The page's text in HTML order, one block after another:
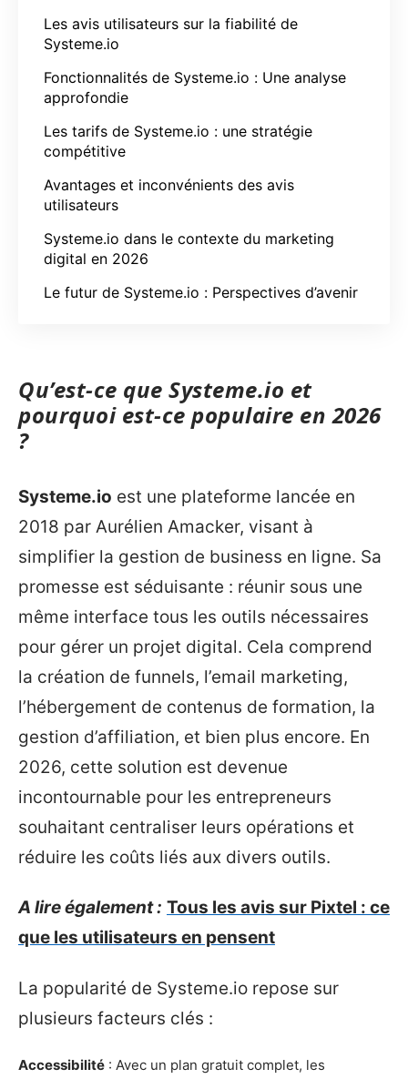
Les avis utilisateurs sur la fiabilité de
Systeme.io
Fonctionnalités de Systeme.io : Une analyse
approfondie
Les tarifs de Systeme.io : une stratégie
compétitive
Avantages et inconvénients des avis
utilisateurs
Systeme.io dans le contexte du marketing
digital en 2026
Le futur de Systeme.io : Perspectives d’avenir
Qu’est-ce que Systeme.io et
pourquoi est-ce populaire en 2026
?
Systeme.io est une plateforme lancée en
2018 par Aurélien Amacker, visant à
simplifier la gestion de business en ligne. Sa
promesse est séduisante : réunir sous une
même interface tous les outils nécessaires
pour gérer un projet digital. Cela comprend
la création de funnels, l’email marketing,
l’hébergement de contenus de formation, la
gestion d’affiliation, et bien plus encore. En
2026, cette solution est devenue
incontournable pour les entrepreneurs
souhaitant centraliser leurs opérations et
réduire les coûts liés aux divers outils.
A lire également : Tous les avis sur Pixtel : ce
que les utilisateurs en pensent
La popularité de Systeme.io repose sur
plusieurs facteurs clés :
Accessibilité : Avec un plan gratuit complet, les